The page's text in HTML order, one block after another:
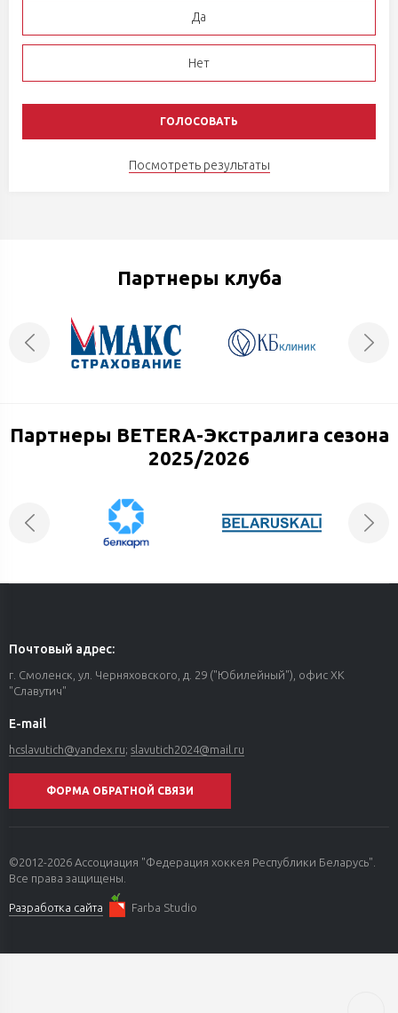
Да
Нет
Посмотреть результаты
Партнеры клуба
Партнеры BETERA-Экстралига сезона
2025/2026
Почтовый адрес:
г. Смоленск, ул. Черняховского, д. 29 ("Юбилейный"), офис ХК
"Славутич"
E-mail
hcslavutich@yandex.ru; slavutich2024@mail.ru
ФОРМА ОБРАТНОЙ СВЯЗИ
©2012-2026 Ассоциация "Федерация хоккея Республики Беларусь".
Все права защищены.
Разработка сайта Farba Studio